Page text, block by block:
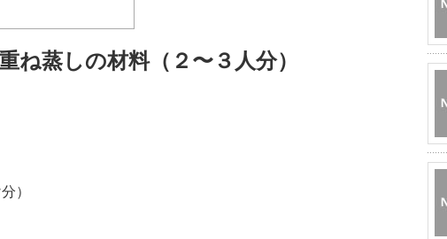
ね蒸しの材料（２〜３人分）
）